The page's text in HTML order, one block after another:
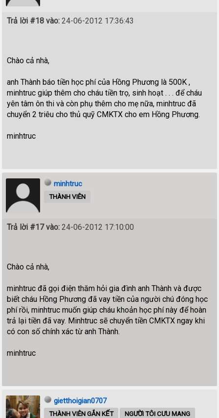
Trả lời #18 vào: 24-06-2012 17:36:43
Chào cả nhà,
anh Thành báo tiền học phí của Hồng Phương là 500K ,
minhtruc giúp thêm cho cháu tiền trọ, sinh hoạt . . . để cháu
yên tâm ôn thi và còn phụ thêm cho mẹ nữa, minhtruc đã
chuyển 2 triêu cho thủ quỹ CMKTX cho em Hồng Phương.
minhtruc
minhtruc
THÀNH VIÊN
Trả lời #17 vào: 24-06-2012 17:10:00
Chào cả nhà,
minhtruc đã gọi điện thăm hỏi gia đình anh Thành và được
biết cháu Hồng Phương đã vay tiền của người chú đóng học
phí rồi, minhtruc muốn giúp cháu khoản học phí này để hoàn
trả lại tiền đã vay. Minhtruc sẽ chuyển tiền CMKTX ngay khi
có con số chính xác từ anh Thành.
minhtruc
gietthoigian0707
THÀNH VIÊN GẮN KẾT
NGƯỜI TÔI CƯU MANG